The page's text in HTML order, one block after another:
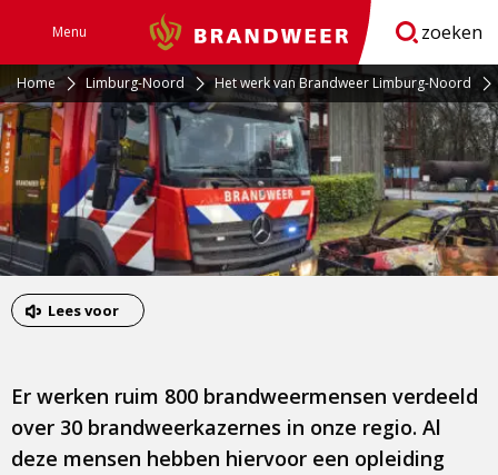
Menu Brandweer zoeken
Home Limburg-Noord Het werk van Brandweer Limburg-Noord
Lees voor
Er werken ruim 800 brandweermensen verdeeld
over 30 brandweerkazernes in onze regio. Al
deze mensen hebben hiervoor een opleiding